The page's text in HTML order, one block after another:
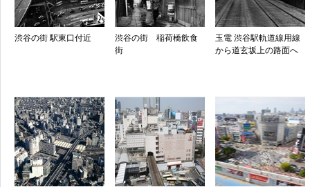
渋谷の街 駅東口付近
渋谷の街 稲荷橋飲食
街
玉電 渋谷駅軌道線用線
から道玄坂上の路面へ